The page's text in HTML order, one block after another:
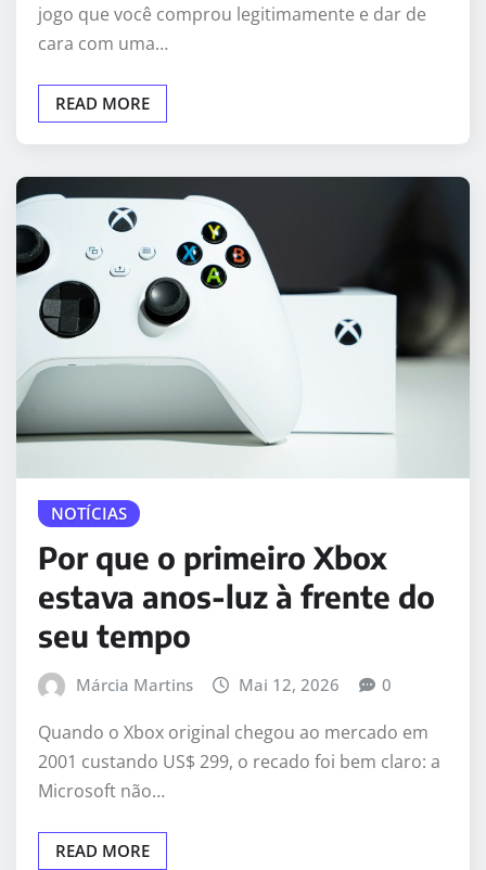
jogo que você comprou legitimamente e dar de
cara com uma…
READ MORE
NOTÍCIAS
Por que o primeiro Xbox
estava anos-luz à frente do
seu tempo
Márcia Martins Mai 12, 2026 0
Quando o Xbox original chegou ao mercado em
2001 custando US$ 299, o recado foi bem claro: a
Microsoft não…
READ MORE